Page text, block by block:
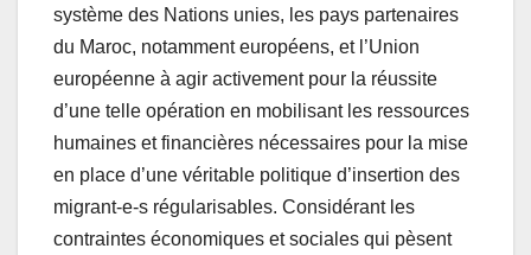
système des Nations unies, les pays partenaires
du Maroc, notamment européens, et l’Union
européenne à agir activement pour la réussite
d’une telle opération en mobilisant les ressources
humaines et financières nécessaires pour la mise
en place d’une véritable politique d’insertion des
migrant-e-s régularisables. Considérant les
contraintes économiques et sociales qui pèsent